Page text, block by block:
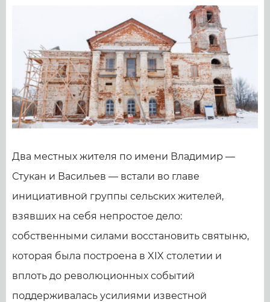
Два местных жителя по имени Владимир —
Стукан и Васильев — встали во главе
инициативной группы сельских жителей,
взявших на себя непростое дело:
собственными силами восстановить святыню,
которая была построена в XIX столетии и
вплоть до революционных событий
поддерживалась усилиями известной